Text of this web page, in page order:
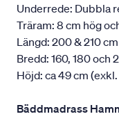
Underrede: Dubbla
Träram: 8 cm hög
Längd: 200 & 210 cm
Bredd: 160, 180 och
Höjd: ca 49 cm
Bäddmadrass Hamn